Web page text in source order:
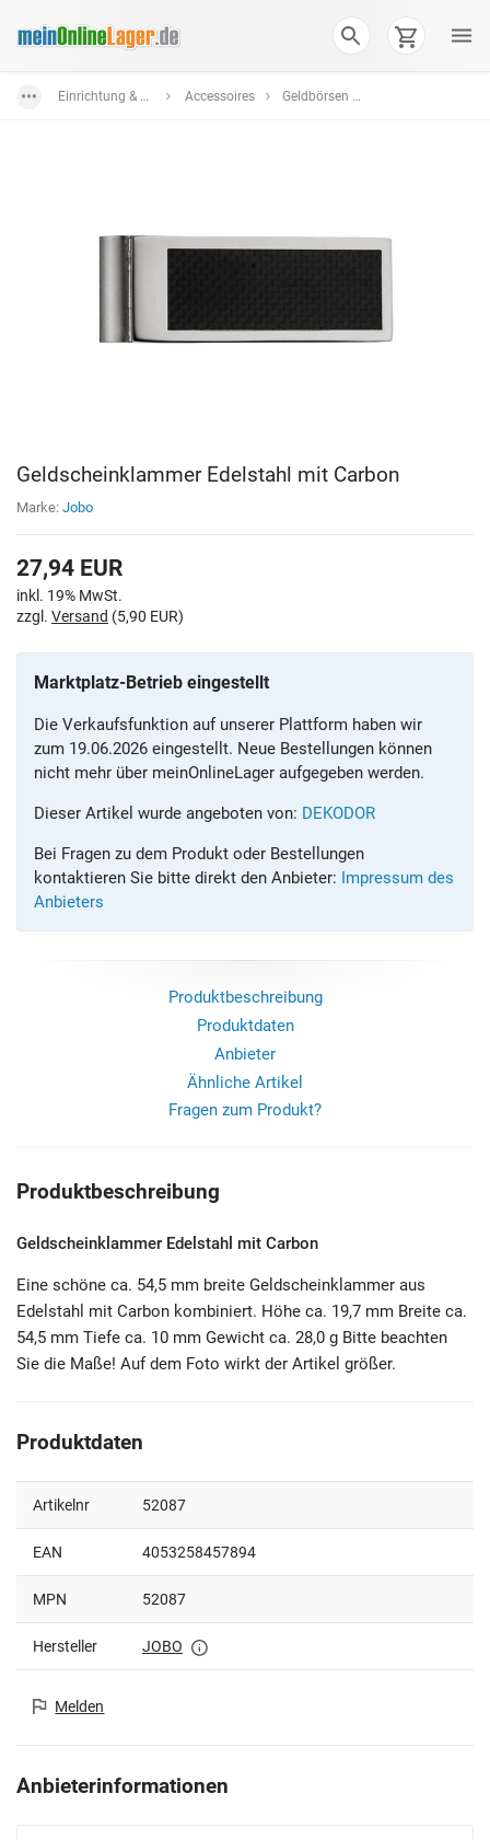
Einrichtung & Wohnaccessoires Accessoires Geldbörsen und Etuis
Geldscheinklammer Edelstahl mit Carbon
Marke: Jobo
27,94 EUR
inkl. 19% MwSt.
zzgl. Versand (5,90 EUR)
Marktplatz-Betrieb eingestellt
Die Verkaufsfunktion auf unserer Plattform haben wir
zum 19.06.2026 eingestellt. Neue Bestellungen können
nicht mehr über meinOnlineLager aufgegeben werden.
Dieser Artikel wurde angeboten von: DEKODOR
Bei Fragen zu dem Produkt oder Bestellungen
kontaktieren Sie bitte direkt den Anbieter: Impressum des
Anbieters
Produktbeschreibung
Produktdaten
Anbieter
Ähnliche Artikel
Fragen zum Produkt?
Produktbeschreibung
Geldscheinklammer Edelstahl mit Carbon
Eine schöne ca. 54,5 mm breite Geldscheinklammer aus
Edelstahl mit Carbon kombiniert. Höhe ca. 19,7 mm Breite ca.
54,5 mm Tiefe ca. 10 mm Gewicht ca. 28,0 g Bitte beachten
Sie die Maße! Auf dem Foto wirkt der Artikel größer.
Produktdaten
Artikelnr 52087
EAN 4053258457894
MPN 52087
Hersteller JOBO
Melden
Anbieterinformationen